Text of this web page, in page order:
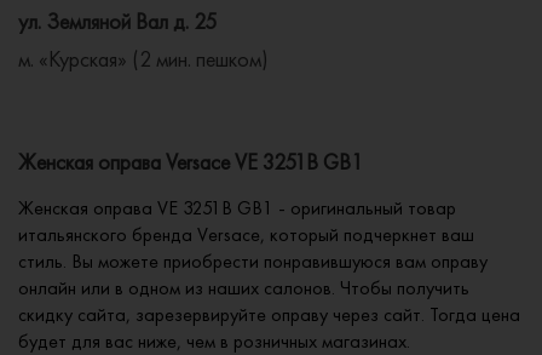
ул. Земляной Вал д. 25
м. «Курская» (2 мин. пешком)
Женская оправа Versace VE 3251B GB1
Женская оправа VE 3251B GB1 - оригинальный товар
итальянского бренда Versace, который подчеркнет ваш
стиль. Вы можете приобрести понравившуюся вам оправу
онлайн или в одном из наших салонов. Чтобы получить
скидку сайта, зарезервируйте оправу через сайт. Тогда цена
будет для вас ниже, чем в розничных магазинах.